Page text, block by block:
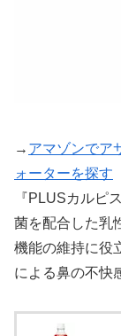
→ アマゾンでア
ォーターを探す
『PLUSカルピ
菌を配合した乳
機能の維持に役
による鼻の不快